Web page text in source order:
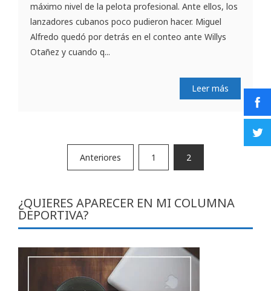
máximo nivel de la pelota profesional. Ante ellos, los
lanzadores cubanos poco pudieron hacer. Miguel
Alfredo quedó por detrás en el conteo ante Willys
Otañez y cuando q...
Leer más
Paginación
entradas
Anteriores 1 2
¿QUIERES APARECER EN MI COLUMNA
DEPORTIVA?